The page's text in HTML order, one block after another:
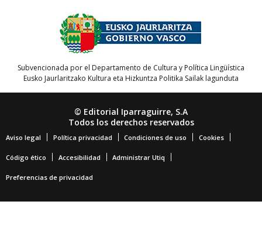
Subvencionada por el Departamento de Cultura y Política Lingüística
Eusko Jaurlaritzako Kultura eta Hizkuntza Politika Sailak lagunduta
© Editorial Iparraguirre, S.A
Todos los derechos reservados
Aviso legal Política privacidad Condiciones de uso Cookies
Código ético Accesibilidad Administrar Utiq
Preferencias de privacidad